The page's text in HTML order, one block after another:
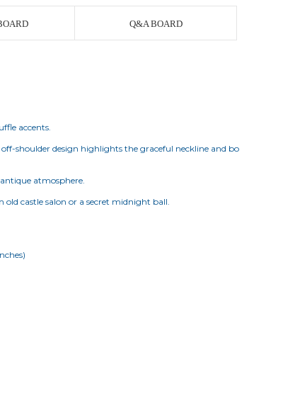
Q&A BOARD
accents.
shoulder design highlights the graceful neckline and bo
atmosphere.
castle salon or a secret midnight ball.